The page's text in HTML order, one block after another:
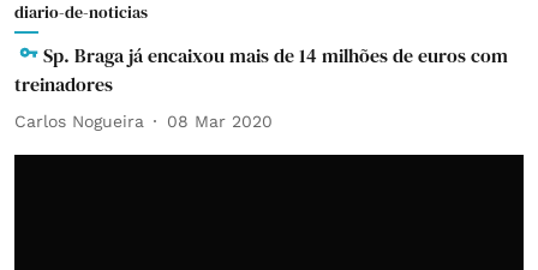
diario-de-noticias
Sp. Braga já encaixou mais de 14 milhões de euros com
treinadores
Carlos Nogueira 08 Mar 2020